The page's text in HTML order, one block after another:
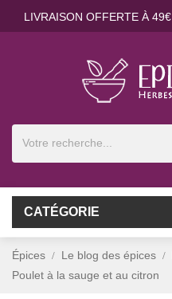
LIVRAISON OFFERTE À 49€
CATÉGORIE
Épices Le blog des épices
Poulet à la sauge et au citron